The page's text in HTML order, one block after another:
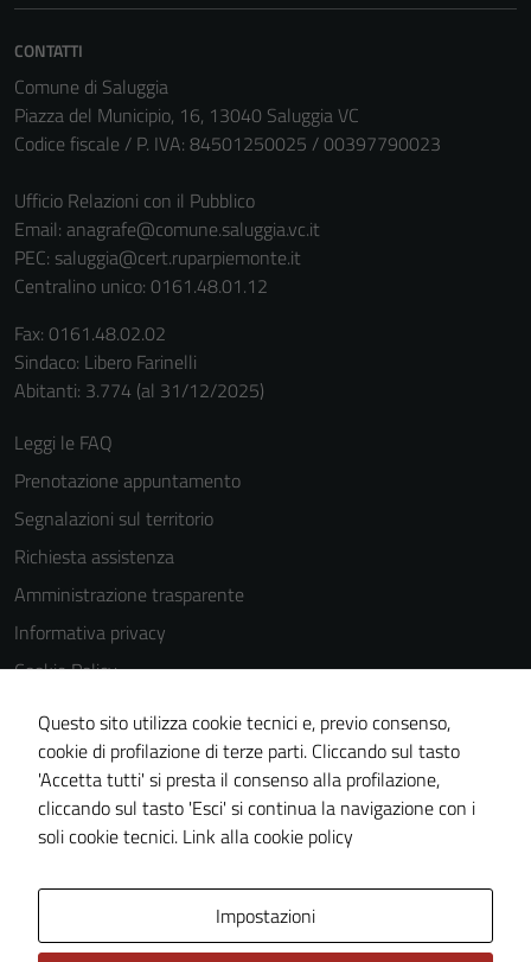
CONTATTI
Comune di Saluggia
Piazza del Municipio, 16, 13040 Saluggia VC
Codice fiscale / P. IVA: 84501250025 / 00397790023
Ufficio Relazioni con il Pubblico
Email: anagrafe@comune.saluggia.vc.it
PEC: saluggia@cert.ruparpiemonte.it
Centralino unico: 0161.48.01.12
Fax: 0161.48.02.02
Sindaco: Libero Farinelli
Abitanti: 3.774 (al 31/12/2025)
Leggi le FAQ
Prenotazione appuntamento
Segnalazioni sul territorio
Richiesta assistenza
Amministrazione trasparente
Informativa privacy
Cookie Policy
Note legali
Dichiarazione di accessibilità
Piano di miglioramento del sito
Statistiche sito web
Questo sito utilizza cookie tecnici e, previo consenso,
cookie di profilazione di terze parti. Cliccando sul tasto
'Accetta tutti' si presta il consenso alla profilazione,
cliccando sul tasto 'Esci' si continua la navigazione con i
soli cookie tecnici. Link alla cookie policy
Impostazioni